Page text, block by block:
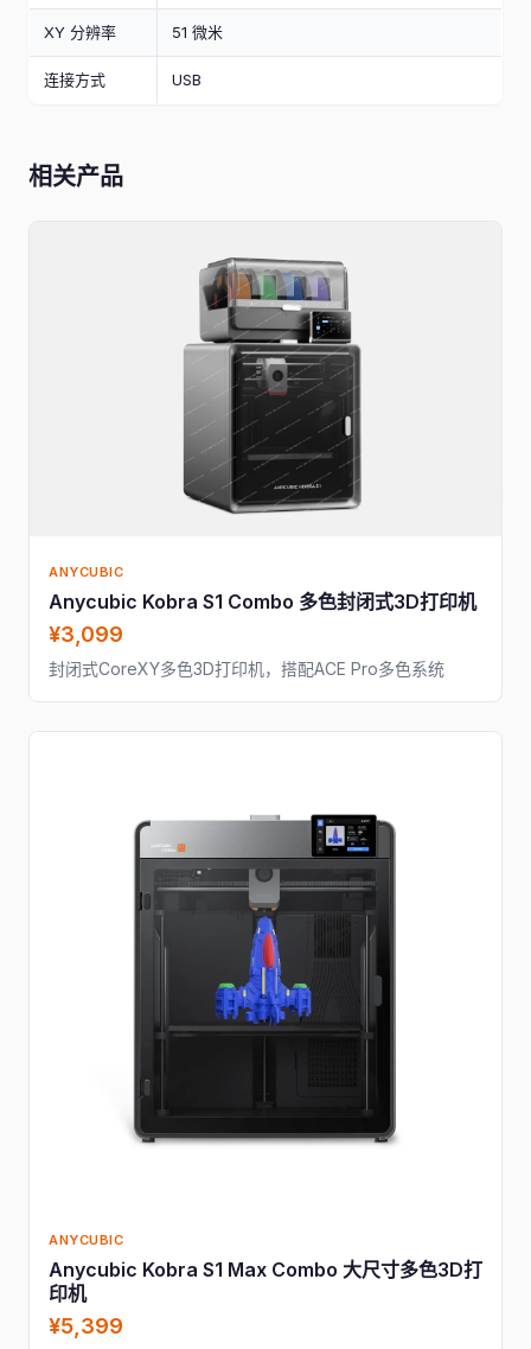
XY 分辨率 51 微米
连接方式 USB
相关产品
ANYCUBIC
Anycubic Kobra S1 Combo 多色封闭式3D打印机
¥3,099
封闭式CoreXY多色3D打印机，搭配ACE Pro多色系统
ANYCUBIC
Anycubic Kobra S1 Max Combo 大尺寸多色3D打
印机
¥5,399